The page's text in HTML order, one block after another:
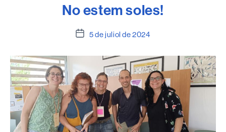
No estem soles!
Data
l'entrada
5 de juliol de 2024